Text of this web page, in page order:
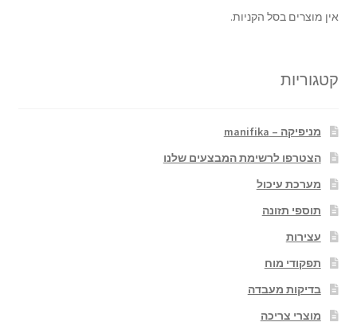
אין מוצרים בסל הקניות.
קטגוריות
מניפיקה – manifika
הצטרפו לרשימת המבצעים שלנו
מערכת עיכול
תוספי תזונה
עצירות
תפקודי מוח
בדיקות מעבדה
מוצרי צריכה